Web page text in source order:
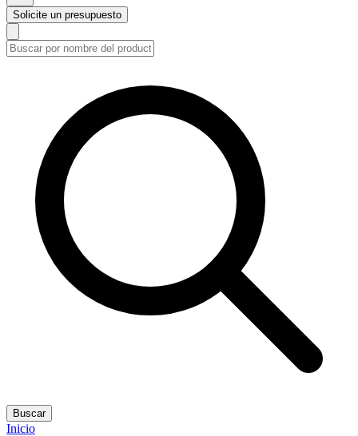
Solicite un presupuesto
Buscar
Inicio